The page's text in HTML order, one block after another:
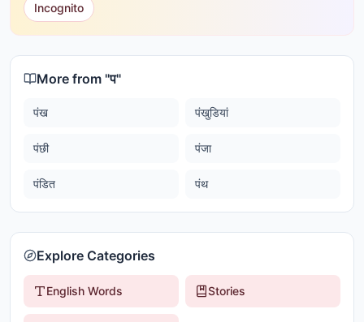
Incognito
More from "प"
पंख पंखुडियां
पंछी पंजा
पंडित पंथ
Explore Categories
English Words Stories